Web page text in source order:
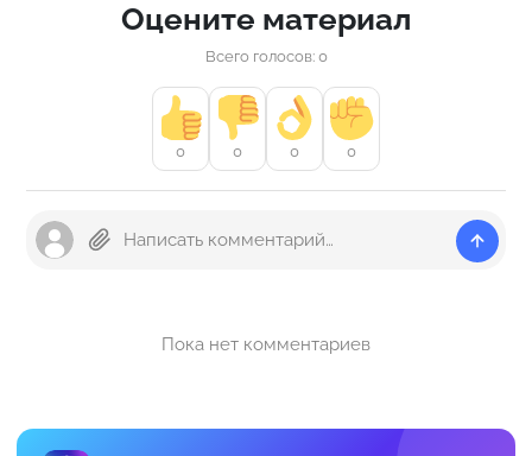
Оцените материал
Всего голосов: 0
0 0 0 0
Пока нет комментариев